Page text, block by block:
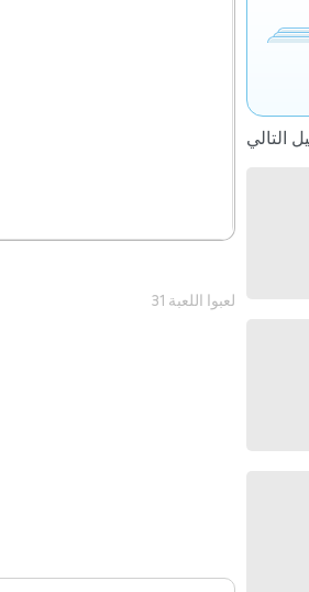
31 لعبوا اللعبة